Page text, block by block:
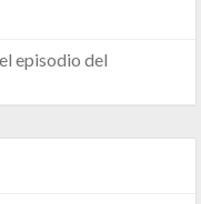
episodio del